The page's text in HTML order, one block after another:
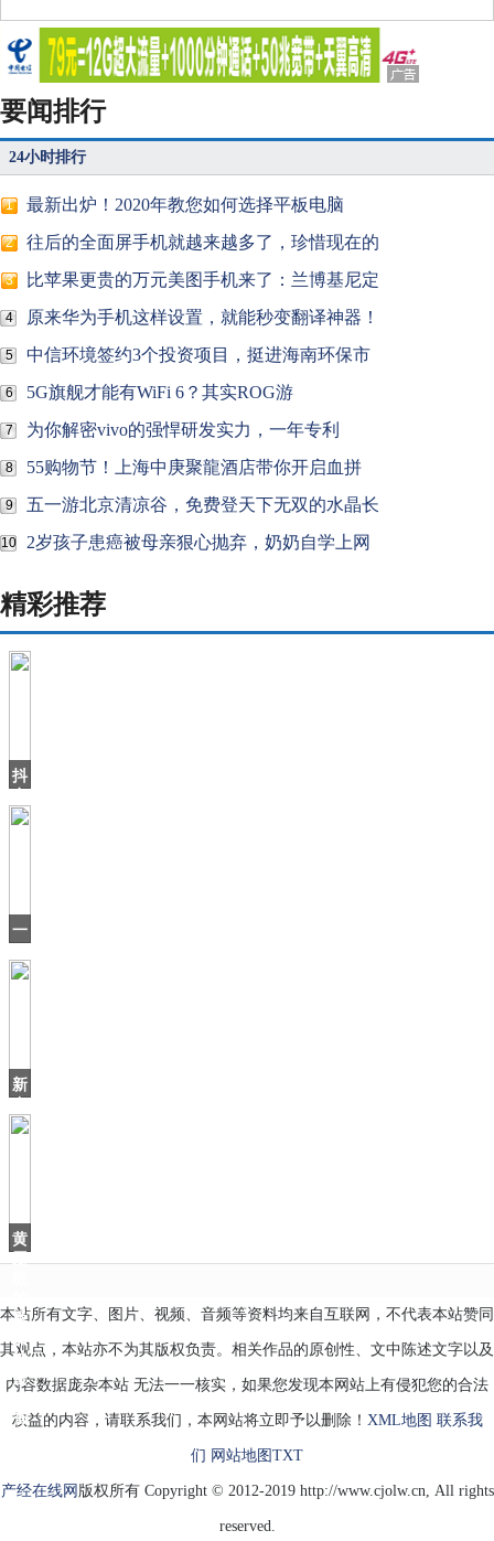
要闻排行
24小时排行
1 最新出炉！2020年教您如何选择平板电脑
2 往后的全面屏手机就越来越多了，珍惜现在的
3 比苹果更贵的万元美图手机来了：兰博基尼定
4 原来华为手机这样设置，就能秒变翻译神器！
5 中信环境签约3个投资项目，挺进海南环保市
6 5G旗舰才能有WiFi 6？其实ROG游
7 为你解密vivo的强悍研发实力，一年专利
8 55购物节！上海中庚聚龍酒店带你开启血拼
9 五一游北京清凉谷，免费登天下无双的水晶长
10 2岁孩子患癌被母亲狠心抛弃，奶奶自学上网
精彩推荐
抖
上
海
爷
一
气
当
新
国
华
黄
磊
番
茄
炒
蛋
香
本站所有文字、图片、视频、音频等资料均来自互联网，不代表本站赞同
其观点，本站亦不为其版权负责。相关作品的原创性、文中陈述文字以及
内容数据庞杂本站 无法一一核实，如果您发现本网站上有侵犯您的合法
权益的内容，请联系我们，本网站将立即予以删除！ XML地图 联系我
们 网站地图 TXT
产经在线网 版权所有 Copyright © 2012-2019 http://www.cjolw.cn, All rights
reserved.